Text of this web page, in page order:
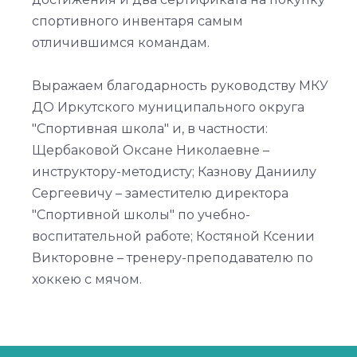
спортивного инвентаря самым
отличившимся командам.
Выражаем благодарность руководству МКУ
ДО Иркутского муниципального округа
"Спортивная школа" и, в частности:
Щербаковой Оксане Николаевне –
инструктору-методисту; Казнову Даниилу
Сергеевичу – заместителю директора
"Спортивной школы" по учебно-
воспитательной работе; Костяной Ксении
Викторовне – тренеру-преподавателю по
хоккею с мячом.